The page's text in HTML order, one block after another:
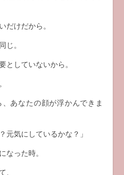
だけだから。
じ。
としていないから。
あなたの顔が浮かんできま
元気にしているかな？」
なった時。
、